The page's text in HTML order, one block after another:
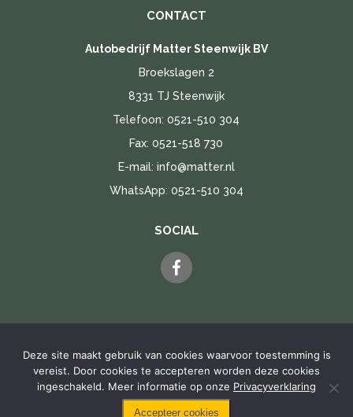
CONTACT
Autobedrijf Matter Steenwijk BV
Broekslagen 2
8331 TJ Steenwijk
Telefoon:0521-510 304
Fax: 0521-518 730
E-mail: info@matter.nl
WhatsApp: 0521-510 304
SOCIAL
Privacyverklaring|Cookie verklaring
Copyright 2026, Autobedrijf Matter Steenwijk BV. Alle rechten
voorbehouden.Website door Noord Media Webdesign
Deze site maakt gebruik van cookies waarvoor toestemming is
vereist. Door cookies te accepteren worden deze cookies
ingeschakeld. Meer informatie op onze Privacyverklaring
Accepteer cookies